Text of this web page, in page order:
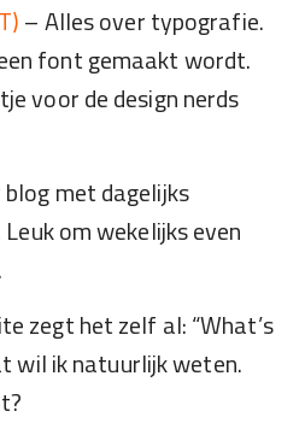
– Alles over typografie.
font gemaakt wordt.
voor de design nerds
blog met dagelijks
om wekelijks even
zegt het zelf al: “What’s
wil ik natuurlijk weten.